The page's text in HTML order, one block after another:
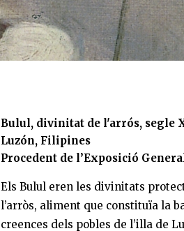
Bulul, divinitat de l'arrós, segle
Luzón, Filipines
Procedent de l’Exposició
Els Bulul eren les divinitats
l’arròs, aliment que constituïa la
creences dels pobles de l’illa de